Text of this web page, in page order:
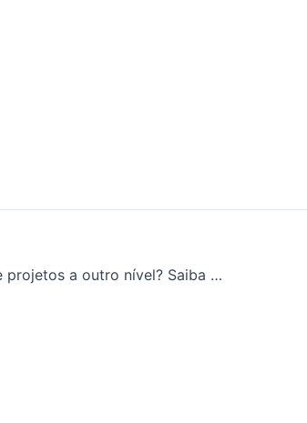
Quer levar sua gestão de projetos a outro nível? Saiba mais sobre o Earned Value Management (EVM)